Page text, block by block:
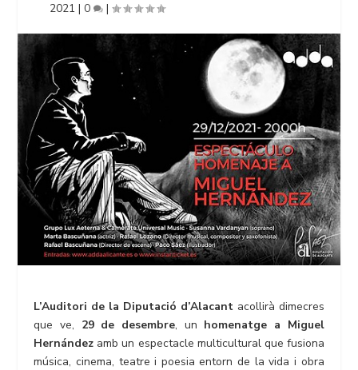
2021 |0 |
L’Auditori de la Diputació d’Alacantacollirà dimecres
que ve, 29 de desembre, un homenatge a Miguel
Hernández amb un espectacle multicultural que fusiona
música, cinema, teatre i poesia entorn de la vida i obra